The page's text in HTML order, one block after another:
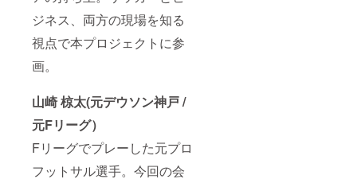
ジネス、両方の現場を知る
視点で本プロジェクトに参
画。
山崎 椋太(元デウソン神戸 /
元Fリーグ）
Fリーグでプレーした元プロ
フットサル選手。今回の会